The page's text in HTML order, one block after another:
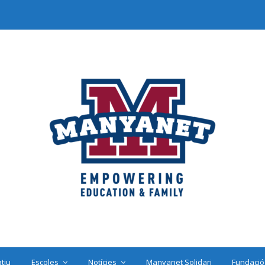
Escoles Notícies Manyanet Solidari Fundació